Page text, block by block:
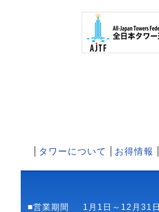
タワーについて お得情報
■営業期間
1月1日～12月31日